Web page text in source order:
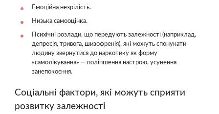
Емоційна незрілість.
Низька самооцінка.
Психічні розлади, що передують залежності (наприклад,
депресія, тривога, шизофренія), які можуть спонукати
людину звернутися до наркотику як форму
«самолікування» — поліпшення настрою, усунення
занепокоєння.
Соціальні фактори, які можуть сприяти
розвитку залежності